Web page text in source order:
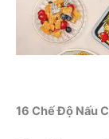
16 Chế Độ Nấu